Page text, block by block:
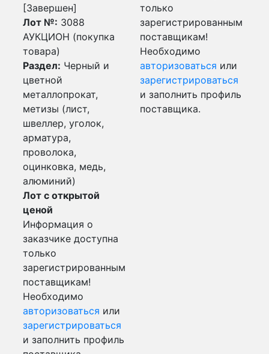
[Завершен]
Лот №: 3088
АУКЦИОН (покупка
товара)
Раздел: Черный и
цветной
металлопрокат,
метизы (лист,
швеллер, уголок,
арматура,
проволока,
оцинковка, медь,
алюминий)
Лот с открытой
ценой
Информация о
заказчике доступна
только
зарегистрированным
поставщикам!
Необходимо
авторизоваться или
зарегистрироваться
и заполнить профиль
только
зарегистрированным
поставщикам!
Необходимо
авторизоваться или
зарегистрироваться
и заполнить профиль
поставщика.